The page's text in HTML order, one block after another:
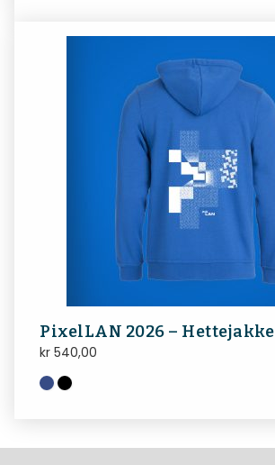
PixelLAN 2026 – Hettejakke
kr 540,00